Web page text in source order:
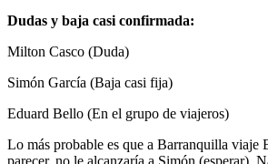
Dudas y baja casi confirmada:
Milton Casco (Duda)
Simón García (Baja casi fija)
Eduard Bello (En el grupo de viajeros)
Lo más probable es que a Barranquilla viaje
parecer, no le alcanzaría a Simón (esperar).